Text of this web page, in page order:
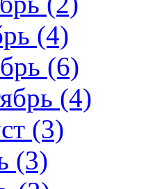
(4)
(6)
(4)
(3)
(3)